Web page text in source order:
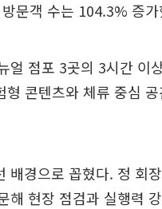
문객 수는 104.3% 증가
얼 점포 3곳의 3시간 이
콘텐츠와 체류 중심
배경으로 꼽혔다. 정 회
해 현장 점검과 실행력